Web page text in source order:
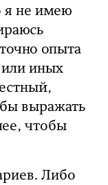
я не имею
опыта
или иных
выражать
чтобы
Либо